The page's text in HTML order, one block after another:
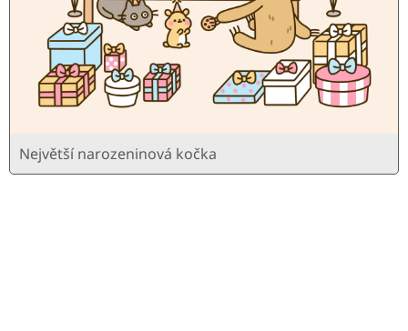
Největší narozeninová kočka